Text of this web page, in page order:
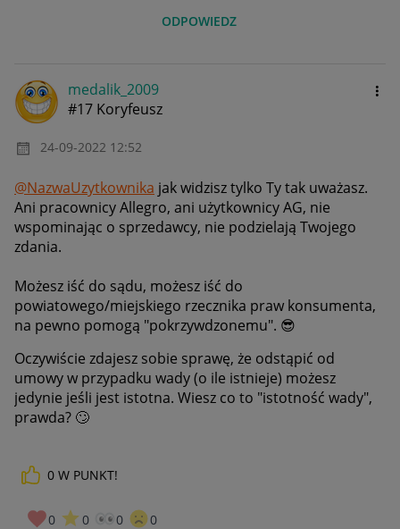
ODPOWIEDZ
medalik_2009
#17 Koryfeusz
‎24-09-2022 12:52
@NazwaUzytkownika jak widzisz tylko Ty tak uważasz.
Ani pracownicy Allegro, ani użytkownicy AG, nie
wspominając o sprzedawcy, nie podzielają Twojego
zdania.
Możesz iść do sądu, możesz iść do
powiatowego/miejskiego rzecznika praw konsumenta,
na pewno pomogą "pokrzywdzonemu". 😎
Oczywiście zdajesz sobie sprawę, że odstąpić od
umowy w przypadku wady (o ile istnieje) możesz
jedynie jeśli jest istotna. Wiesz co to "istotność wady",
prawda? 🙄
0 W PUNKT!
0 0 0 0